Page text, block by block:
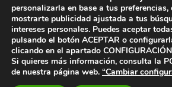
Cuanto cuesta publicar un libro
Cómo escribir un libro y publicarlo
personalizarla en base a tus preferencias,
mostrarte publicidad ajustada a tus
intereses personales. Puedes aceptar
pulsando el botón ACEPTAR o
clicando en el apartado
Si quieres más información, consulta la
de nuestra página web. “Cambiar